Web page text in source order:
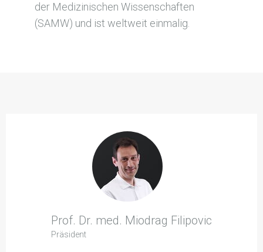
der Medizinischen Wissenschaften
(SAMW) und ist weltweit einmalig.
Prof. Dr. med. Miodrag Filipovic
Präsident